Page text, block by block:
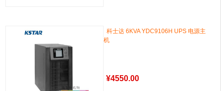
科士达 6KVA YDC9106H UPS 电源主
机
¥4550.00